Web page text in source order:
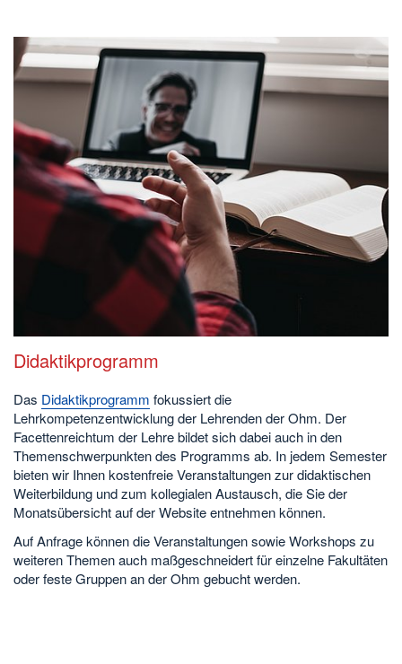
Didaktikprogramm
Das Didaktikprogramm fokussiert die
Lehrkompetenzentwicklung der Lehrenden der Ohm. Der
Facettenreichtum der Lehre bildet sich dabei auch in den
Themenschwerpunkten des Programms ab. In jedem Semester
bieten wir Ihnen kostenfreie Veranstaltungen zur didaktischen
Weiterbildung und zum kollegialen Austausch, die Sie der
Monatsübersicht auf der Website entnehmen können.
Auf Anfrage können die Veranstaltungen sowie Workshops zu
weiteren Themen auch maßgeschneidert für einzelne Fakultäten
oder feste Gruppen an der Ohm gebucht werden.